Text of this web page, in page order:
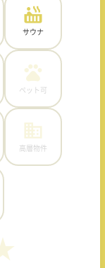
サウナ
ペット可
高層物件